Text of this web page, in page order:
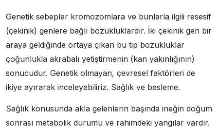
Genetik sebepler kromozomlara ve bunlarla ilgili resesif
(çekinik) genlere bağlı bozukluklardır. İki çekinik gen bir
araya geldiğinde ortaya çıkan bu tip bozukluklar
çoğunlukla akrabalı yetiştirmenin (kan yakınlığının)
sonucudur. Genetik olmayan, çevresel faktörleri de
ikiye ayırarak inceleyebiliriz. Sağlık ve besleme.
Sağlık konusunda akla gelenlerin başında ineğin doğum
sonrası metabolik durumu ve rahimdeki yangılar vardır.